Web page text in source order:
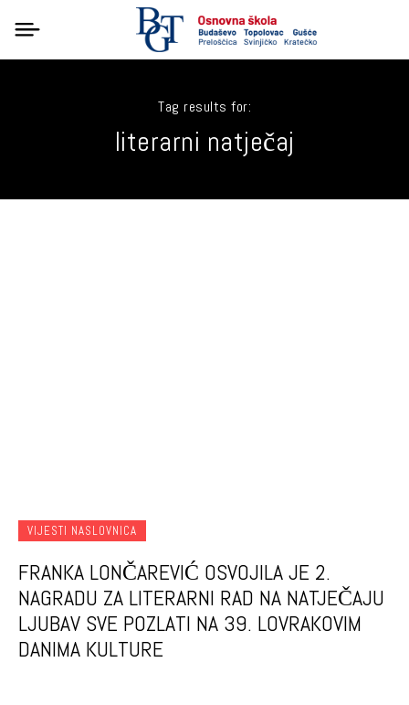
Tag results for:
literarni natječaj
VIJESTI NASLOVNICA
FRANKA LONČAREVIĆ OSVOJILA JE 2.
NAGRADU ZA LITERARNI RAD NA NATJEČAJU
LJUBAV SVE POZLATI NA 39. LOVRAKOVIM
DANIMA KULTURE